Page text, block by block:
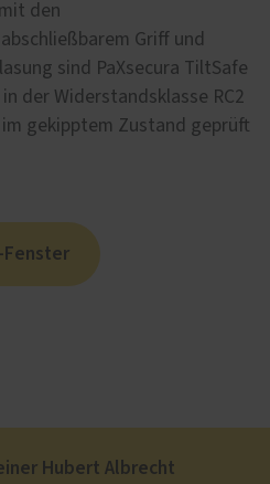
den
Griff und
sind PaXsecura TiltSafe
der Widerstandsklasse RC2
im gekipptem Zustand geprüft
Hubert Albrecht